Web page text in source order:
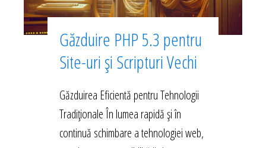
Găzduire PHP 5.3 pentru
Site-uri și Scripturi Vechi
Găzduirea Eficientă pentru Tehnologii
Tradiționale În lumea rapidă și în
continuă schimbare a tehnologiei web,